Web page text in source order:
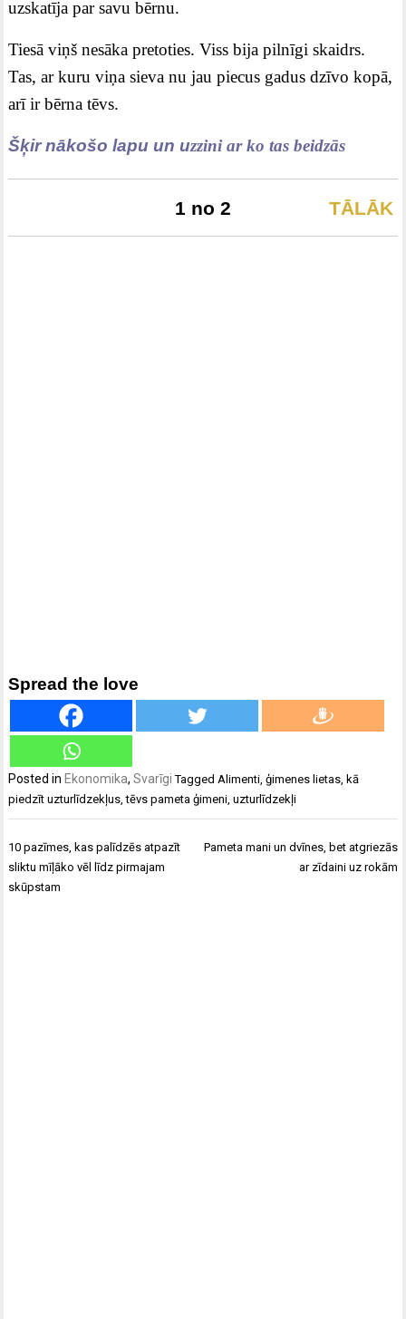
uzskatīja par savu bērnu.
Tiesā viņš nesāka pretoties. Viss bija pilnīgi skaidrs.
Tas, ar kuru viņa sieva nu jau piecus gadus dzīvo kopā,
arī ir bērna tēvs.
Šķir nākošo lapu un uzzini ar ko tas beidzās
TĀLĀK
1 no 2
Spread the love
Posted in Ekonomika,Svarīgi TaggedAlimenti,ģimenes lietas, kā
piedzīt uzturlīdzekļus,tēvs pameta ģimeni,uzturlīdzekļi
Ziņu
izvēlne
10 pazīmes, kas palīdzēs atpazīt
sliktu mīļāko vēl līdz pirmajam
skūpstam
Pameta mani un dvīnes, bet atgriezās
ar zīdaini uz rokām